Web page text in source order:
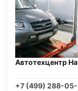
Автотехцентр
+7 (499) 288-